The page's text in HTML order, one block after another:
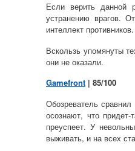
Если верить данной
устранению врагов.
интеллект противников.
Вскользь упомянуты
они не оказали.
Gamefront | 85/100
Обозреватель
осознают, что
преуспеет. У
выживать, и на всех